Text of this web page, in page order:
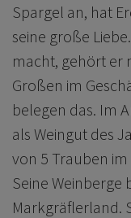
Spargel an, hat
seine große
macht, gehört er
Großen im
belegen das. Im
als Weingut des
von 5 Trauben
Seine Weinberge
Markgräflerland.